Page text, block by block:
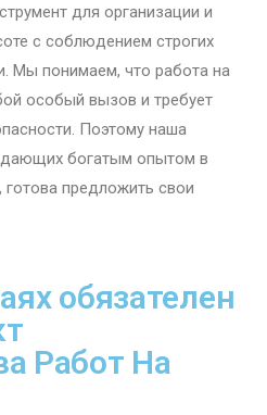
для организации и
с соблюдением строгих
Мы понимаем, что работа на
особый вызов и требует
Поэтому наша
богатым опытом в
предложить свои
обязателен
Работ На